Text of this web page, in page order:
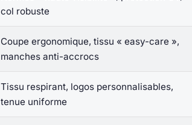
col robuste
Coupe ergonomique, tissu « easy-care »,
manches anti-accrocs
Tissu respirant, logos personnalisables,
tenue uniforme